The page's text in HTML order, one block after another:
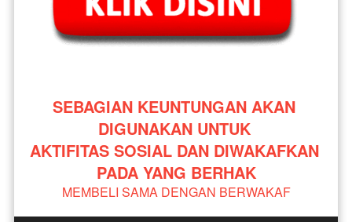
SEBAGIAN KEUNTUNGAN AKAN
DIGUNAKAN UNTUK
AKTIFITAS SOSIAL DAN DIWAKAFKAN
PADA YANG BERHAK
MEMBELI SAMA DENGAN BERWAKAF